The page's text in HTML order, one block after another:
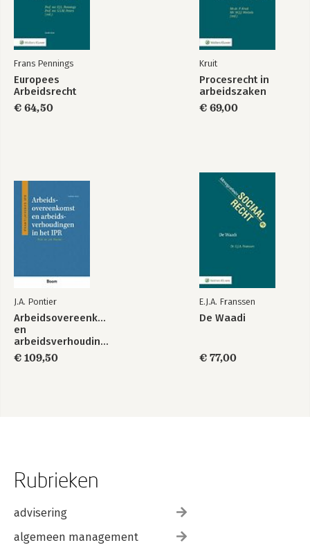
Frans Pennings
Europees
Arbeidsrecht
€ 64,50
Kruit
Procesrecht in
arbeidszaken
€ 69,00
J.A. Pontier
Arbeidsovereenkomst
en
arbeidsverhoudingen
in het IPR
€ 109,50
E.J.A. Franssen
De Waadi
€ 77,00
Rubrieken
advisering
algemeen management